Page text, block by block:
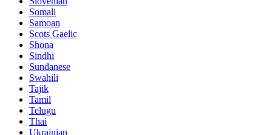
Somali
Samoan
Scots Gaelic
Shona
Sindhi
Sundanese
Swahili
Tajik
Tamil
Telugu
Thai
Ukrainian